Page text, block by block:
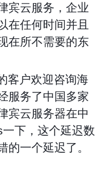
宾云服务，企业
在任何时间并且
在所不需要的东
客户欢迎咨询海
服务了中国多家
宾云服务器在中
一下，这个延迟数
的一个延迟了。